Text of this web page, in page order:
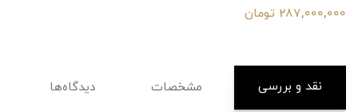
287,000,000 تومان
نقد و بررسی مشخصات دیدگاه‌ها